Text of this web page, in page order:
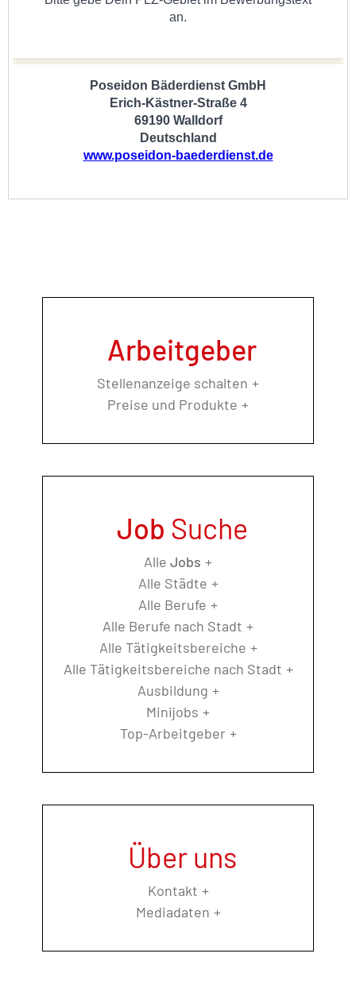
Arbeitgeber
Stellenanzeige schalten
Preise und Produkte
Job Suche
Alle Jobs
Alle Städte
Alle Berufe
Alle Berufe nach Stadt
Alle Tätigkeitsbereiche
Alle Tätigkeitsbereiche nach Stadt
Ausbildung
Minijobs
Top-Arbeitgeber
Über uns
Kontakt
Mediadaten